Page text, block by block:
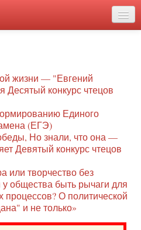
жизни — "Евгений
Десятый конкурс чтецов
Единого
(ЕГЭ)
Но знали, что она —
Девятый конкурс чтецов
или творчество без
общества быть рычаги для
О политической
и не только»